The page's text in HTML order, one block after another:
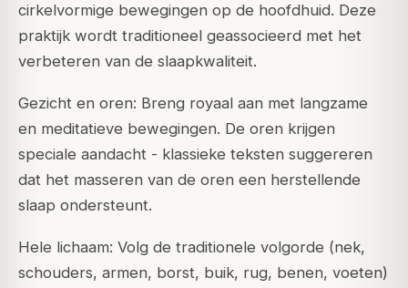
cirkelvormige bewegingen op de hoofdhuid. Deze
praktijk wordt traditioneel geassocieerd met het
verbeteren van de slaapkwaliteit.
Gezicht en oren: Breng royaal aan met langzame
en meditatieve bewegingen. De oren krijgen
speciale aandacht - klassieke teksten suggereren
dat het masseren van de oren een herstellende
slaap ondersteunt.
Hele lichaam: Volg de traditionele volgorde (nek,
schouders, armen, borst, buik, rug, benen, voeten)